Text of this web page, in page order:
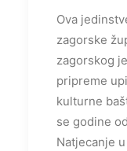
Ova
zagorske
zagorskog
pripreme
kulturne
se godine
Natjecanje